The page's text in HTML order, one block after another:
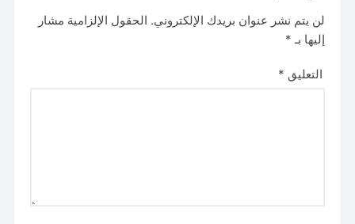
لن يتم نشر عنوان بريدك الإلكتروني. الحقول الإلزامية مشار
إليها بـ *
التعليق *